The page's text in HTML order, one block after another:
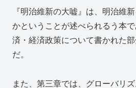
『明治維新の大嘘』は、明治維
かということが述べられるう本
済・経済政策について書かれた
だ。
また、第三章では、グローバリ